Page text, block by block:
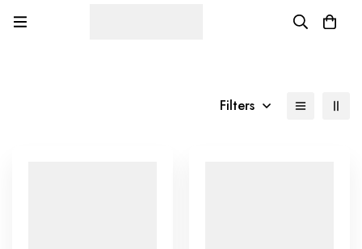
Filters